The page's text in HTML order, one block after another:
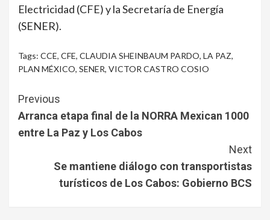
Electricidad (CFE) y la Secretaría de Energía
(SENER).
Tags: CCE, CFE, CLAUDIA SHEINBAUM PARDO, LA PAZ,
PLAN MÉXICO, SENER, VICTOR CASTRO COSIO
Continue
Reading
Previous
Arranca etapa final de la NORRA Mexican 1000
entre La Paz y Los Cabos
Next
Se mantiene diálogo con transportistas
turísticos de Los Cabos: Gobierno BCS